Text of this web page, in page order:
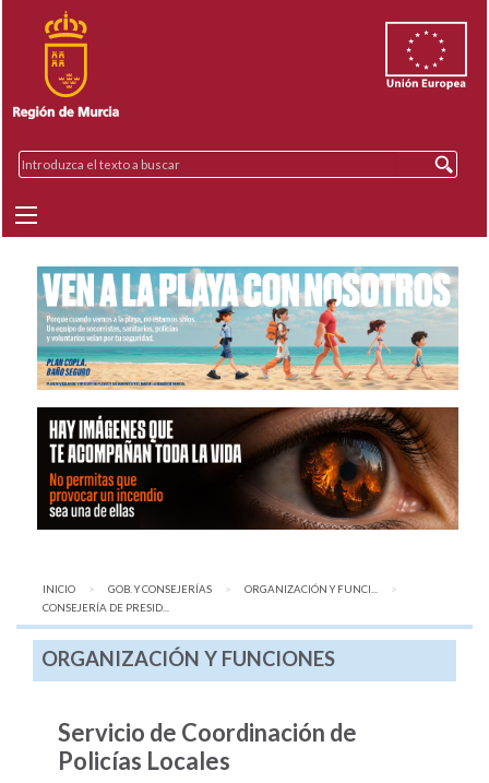
INICIO GOB. Y CONSEJERÍAS
ORGANIZACIÓN Y FUNCI...
AQUÍ:
CONSEJERÍA DE PRESID...
ORGANIZACIÓN Y FUNCIONES
Servicio de Coordinación de
Policías Locales